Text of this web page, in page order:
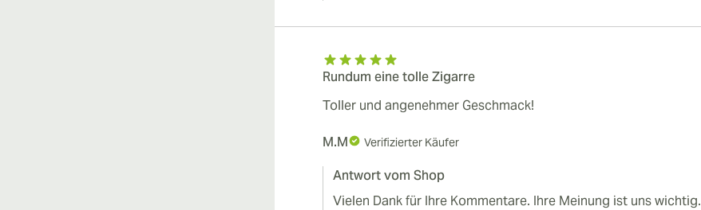
Rundum eine tolle Zigarre
Toller und angenehmer Geschmack!
M.M Verifizierter Käufer
Antwort vom Shop
Vielen Dank für Ihre Kommentare. Ihre Meinung ist uns wichtig.